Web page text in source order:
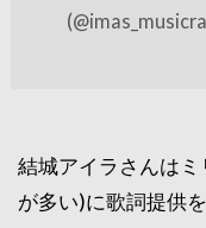
結城アイラさんは
が多い)に歌詞提供を